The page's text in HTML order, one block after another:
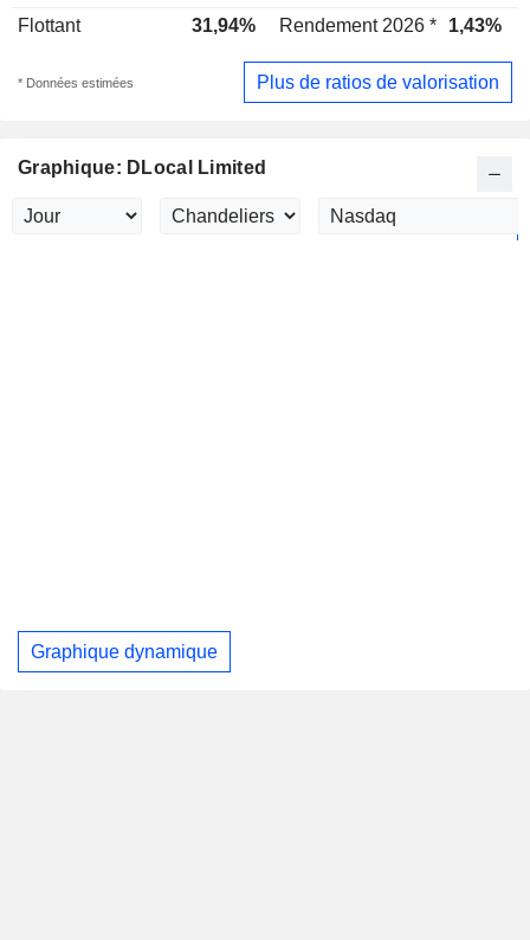
Flottant
31,94% Rendement 2026 * 1,43%
* Données estimées Plus de ratios de valorisation
Graphique: DLocal Limited
Graphique dynamique